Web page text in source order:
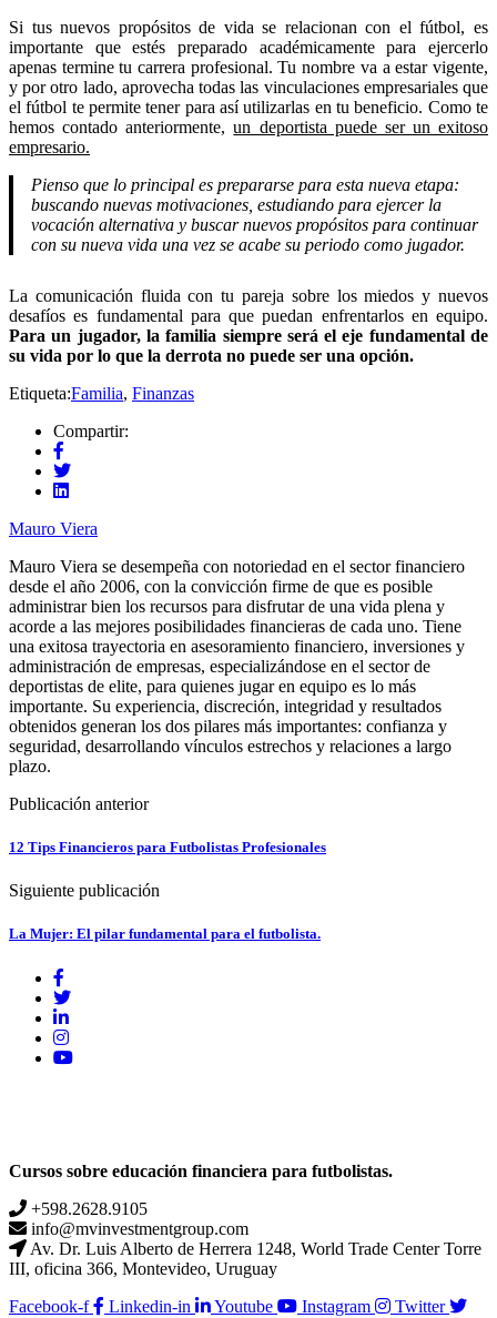
Si tus nuevos propósitos de vida se relacionan con el fútbol, es
importante que estés preparado académicamente para ejercerlo
apenas termine tu carrera profesional. Tu nombre va a estar vigente,
y por otro lado, aprovecha todas las vinculaciones empresariales que
el fútbol te permite tener para así utilizarlas en tu beneficio. Como te
hemos contado anteriormente,un deportista puede ser un exitoso
empresario.
Pienso que lo principal es prepararse para esta nueva etapa:
buscando nuevas motivaciones, estudiando para ejercer la
vocación alternativa y buscar nuevos propósitos para continuar
con su nueva vida una vez se acabe su periodo como jugador.
La comunicación fluida con tu pareja sobre los miedos y nuevos
desafíos es fundamental para que puedan enfrentarlos en equipo.
Para un jugador, la familia siempre será el eje fundamental de
su vida por lo que la derrota no puede ser una opción.
Etiqueta:Familia, Finanzas
Compartir:
Mauro Viera
Mauro Viera se desempeña con notoriedad en el sector financiero
desde el año 2006, con la convicción firme de que es posible
administrar bien los recursos para disfrutar de una vida plena y
acorde a las mejores posibilidades financieras de cada uno. Tiene
una exitosa trayectoria en asesoramiento financiero, inversiones y
administración de empresas, especializándose en el sector de
deportistas de elite, para quienes jugar en equipo es lo más
importante. Su experiencia, discreción, integridad y resultados
obtenidos generan los dos pilares más importantes: confianza y
seguridad, desarrollando vínculos estrechos y relaciones a largo
plazo.
Publicación anterior
12 Tips Financieros para Futbolistas Profesionales
Siguiente publicación
La Mujer: El pilar fundamental para el futbolista.
Cursos sobre educación financiera para futbolistas.
+598.2628.9105
info@mvinvestmentgroup.com
Av. Dr. Luis Alberto de Herrera 1248, World Trade Center Torre
III, oficina 366, Montevideo, Uruguay
Facebook-f
Linkedin-in Youtube Instagram
Twitter